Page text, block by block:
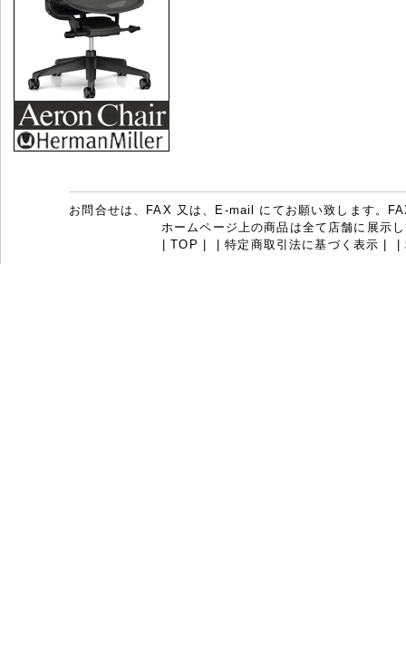
お問合せは、FAX 又は、E-mail にてお願い致します。
ホームページ上の商品は全て店舗に展示
|TOP |特定商取引法に基づく表示 |